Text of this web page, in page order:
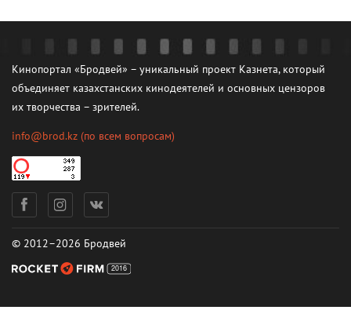
Кинопортал «Бродвей» – уникальный проект Казнета, который
объединяет казахстанских кинодеятелей и основных цензоров
их творчества – зрителей.
info@brod.kz (по всем вопросам)
© 2012–2026 Бродвей